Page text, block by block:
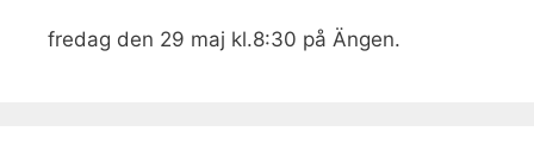
fredag den 29 maj kl.8:30 på Ängen.